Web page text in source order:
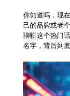
你知道吗，现
己的品牌或者
聊聊这个热门
名字，背后到